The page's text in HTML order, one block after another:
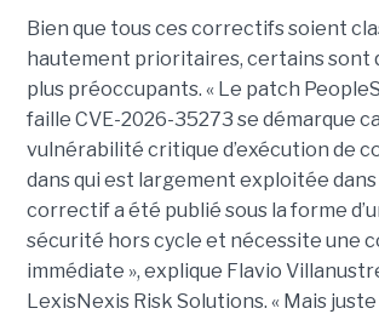
Bien que tous ces correctifs soient
hautement prioritaires, certains sont
plus préoccupants. « Le patch
faille CVE-2026-35273 se démarque
vulnérabilité critique d’exécution de
dans qui est largement exploitée dans
correctif a été publié sous la forme
sécurité hors cycle et nécessite une
immédiate », explique Flavio
LexisNexis Risk Solutions. « Mais